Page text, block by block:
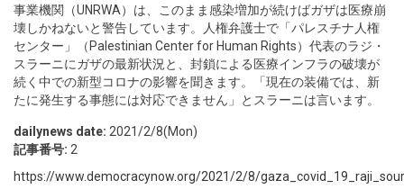
事業機関（UNRWA）は、このまま感染増加が続けばガザは医療崩
壊しかねないと警告しています。人権弁護士で「パレスチナ人権
センター」（Palestinian Center for Human Rights）代表のラジ・
スラーニにガザの最新状況と、封鎖による医療インフラの破壊が
続く中での新型コロナの影響を聞きます。「現在の装備では、新
たに発生する事態には対応できません」とスラーニは言います。
dailynews date: 2021/2/8(Mon)
記事番号: 2
https://www.democracynow.org/2021/2/8/